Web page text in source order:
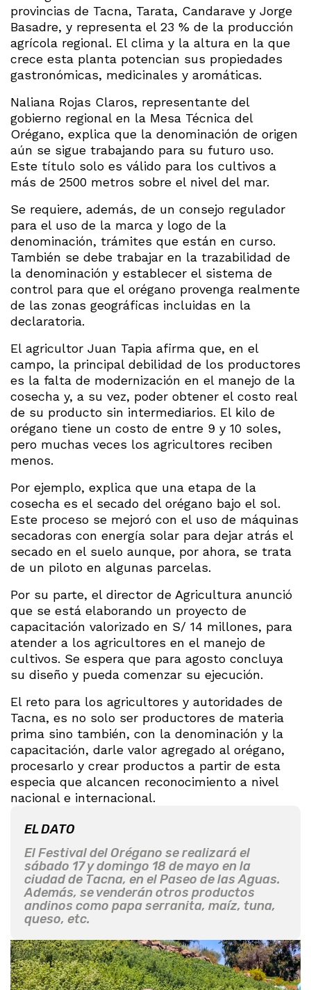
provincias de Tacna, Tarata, Candarave y Jorge
Basadre, y representa el 23 % de la producción
agrícola regional. El clima y la altura en la que
crece esta planta potencian sus propiedades
gastronómicas, medicinales y aromáticas.
Naliana Rojas Claros, representante del
gobierno regional en la Mesa Técnica del
Orégano, explica que la denominación de origen
aún se sigue trabajando para su futuro uso.
Este título solo es válido para los cultivos a
más de 2500 metros sobre el nivel del mar.
Se requiere, además, de un consejo regulador
para el uso de la marca y logo de la
denominación, trámites que están en curso.
También se debe trabajar en la trazabilidad de
la denominación y establecer el sistema de
control para que el orégano provenga realmente
de las zonas geográficas incluidas en la
declaratoria.
El agricultor Juan Tapia afirma que, en el
campo, la principal debilidad de los productores
es la falta de modernización en el manejo de la
cosecha y, a su vez, poder obtener el costo real
de su producto sin intermediarios. El kilo de
orégano tiene un costo de entre 9 y 10 soles,
pero muchas veces los agricultores reciben
menos.
Por ejemplo, explica que una etapa de la
cosecha es el secado del orégano bajo el sol.
Este proceso se mejoró con el uso de máquinas
secadoras con energía solar para dejar atrás el
secado en el suelo aunque, por ahora, se trata
de un piloto en algunas parcelas.
Por su parte, el director de Agricultura anunció
que se está elaborando un proyecto de
capacitación valorizado en S/ 14 millones, para
atender a los agricultores en el manejo de
cultivos. Se espera que para agosto concluya
su diseño y pueda comenzar su ejecución.
El reto para los agricultores y autoridades de
Tacna, es no solo ser productores de materia
prima sino también, con la denominación y la
capacitación, darle valor agregado al orégano,
procesarlo y crear productos a partir de esta
especia que alcancen reconocimiento a nivel
nacional e internacional.
EL DATO
El Festival del Orégano se realizará el
sábado 17 y domingo 18 de mayo en la
ciudad de Tacna, en el Paseo de las Aguas.
Además, se venderán otros productos
andinos como papa serranita, maíz, tuna,
queso, etc.